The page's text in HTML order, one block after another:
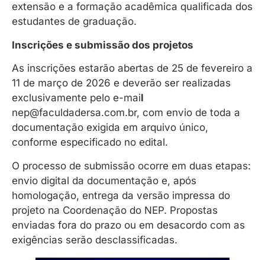
extensão e a formação acadêmica qualificada dos
estudantes de graduação.
Inscrições e submissão dos projetos
As inscrições estarão abertas de 25 de fevereiro a
11 de março de 2026 e deverão ser realizadas
exclusivamente pelo e-mail
nep@faculdadersa.com.br, com envio de toda a
documentação exigida em arquivo único,
conforme especificado no edital.
O processo de submissão ocorre em duas etapas:
envio digital da documentação e, após
homologação, entrega da versão impressa do
projeto na Coordenação do NEP. Propostas
enviadas fora do prazo ou em desacordo com as
exigências serão desclassificadas.